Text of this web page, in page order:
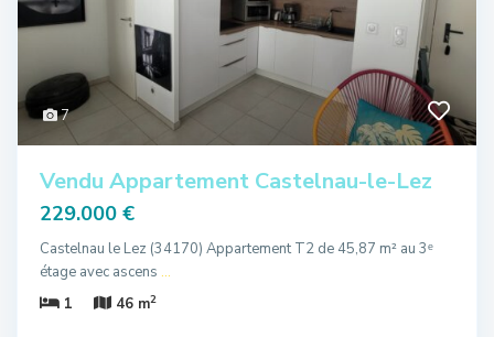
7
Vendu Appartement Castelnau-le-Lez
229.000 €
Castelnau le Lez (34170) Appartement T2 de 45,87 m² au 3ᵉ
étage avec ascens ...
1
46 m2